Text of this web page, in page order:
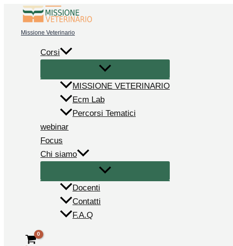
contenuto
Missione Veterinario
Corsi
MISSIONE VETERINARIO
Ecm Lab
Percorsi Tematici
webinar
Focus
Chi siamo
Docenti
Contatti
F.A.Q